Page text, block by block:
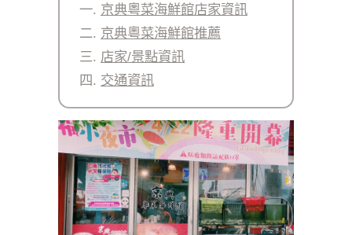
京典粵菜海鮮館店家資訊
京典粵菜海鮮館推薦
店家/景點資訊
交通資訊